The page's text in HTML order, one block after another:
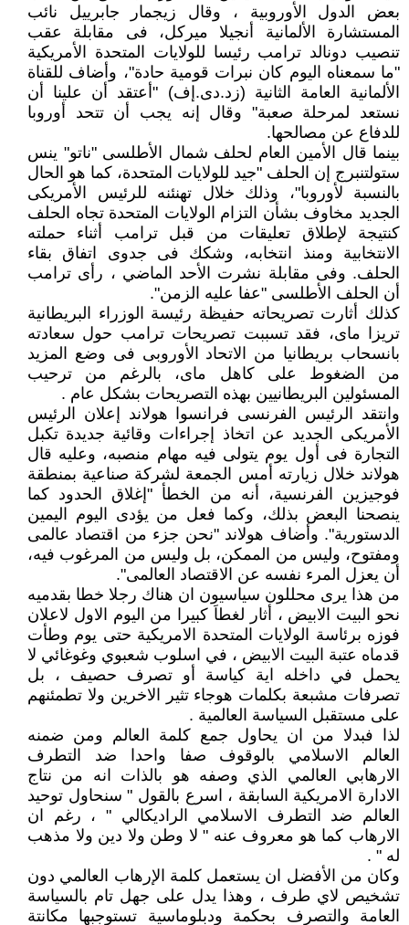
بعض الدول الأوروبية ، وقال زيجمار جابرييل نائب
المستشارة الألمانية أنجيلا ميركل، فى مقابلة عقب
تنصيب دونالد ترامب رئيسا للولايات المتحدة الأمريكية
"ما سمعناه اليوم كان نبرات قومية حادة"، وأضاف للقناة
الألمانية العامة الثانية (زد.دى.إف) "أعتقد أن علينا أن
نستعد لمرحلة صعبة" وقال إنه يجب أن تتحد أوروبا
للدفاع عن مصالحها.
بينما قال الأمين العام لحلف شمال الأطلسى "ناتو" ينس
ستولتنبرج إن الحلف "جيد للولايات المتحدة، كما هو الحال
بالنسبة لأوروبا"، وذلك خلال تهنئنه للرئيس الأمريكى
الجديد مخاوف بشأن التزام الولايات المتحدة تجاه الحلف
كنتيجة لإطلاق تعليقات من قبل ترامب أثناء حملته
الانتخابية ومنذ انتخابه، وشكك فى جدوى اتفاق بقاء
الحلف. وفى مقابلة نشرت الأحد الماضي ، رأى ترامب
أن الحلف الأطلسى "عفا عليه الزمن".
كذلك أثارت تصريحاته حفيظة رئيسة الوزراء البريطانية
تريزا ماى، فقد تسببت تصريحات ترامب حول سعادته
بانسحاب بريطانيا من الاتحاد الأوروبى فى وضع المزيد
من الضغوط على كاهل ماى، بالرغم من ترحيب
المسئولين البريطانيين بهذه التصريحات بشكل عام .
وانتقد الرئيس الفرنسى فرانسوا هولاند إعلان الرئيس
الأمريكى الجديد عن اتخاذ إجراءات وقائية جديدة تكبل
التجارة فى أول يوم يتولى فيه مهام منصبه، وعليه قال
هولاند خلال زيارته أمس الجمعة لشركة صناعية بمنطقة
فوجيزين الفرنسية، أنه من الخطأ "إغلاق الحدود كما
ينصحنا البعض بذلك، وكما فعل من يؤدى اليوم اليمين
الدستورية". وأضاف هولاند "نحن جزء من اقتصاد عالمى
ومفتوح، وليس من الممكن، بل وليس من المرغوب فيه،
أن يعزل المرء نفسه عن الاقتصاد العالمى".
من هذا يرى محللون سياسيون ان هناك رجلا خطا بقدميه
نحو البيت الابيض ، أثار لغطاَ كبيرا من اليوم الاول لاعلان
فوزه برئاسة الولايات المتحدة الامريكية حتى يوم وطأت
قدماه عتبة البيت الابيض ، في اسلوب شعبوي وغوغائي لا
يحمل في داخله اية كياسة أو تصرف حصيف ، بل
تصرفات مشبعة بكلمات هوجاء تثير الاخرين ولا تطمئنهم
على مستقبل السياسة العالمية .
لذا فبدلا من ان يحاول جمع كلمة العالم ومن ضمنه
العالم الاسلامي بالوقوف صفا واحدا ضد التطرف
الارهابي العالمي الذي وصفه هو بالذات انه من نتاج
الادارة الامريكية السابقة ، اسرع بالقول " سنحاول توحيد
العالم ضد التطرف الاسلامي الراديكالي " ، رغم ان
الارهاب كما هو معروف عنه " لا وطن ولا دين ولا مذهب
له " .
وكان من الأفضل ان يستعمل كلمة الإرهاب العالمي دون
تشخيص لاي طرف ، وهذا يدل على جهل تام بالسياسة
العامة والتصرف بحكمة ودبلوماسية تستوجبها مكانتة